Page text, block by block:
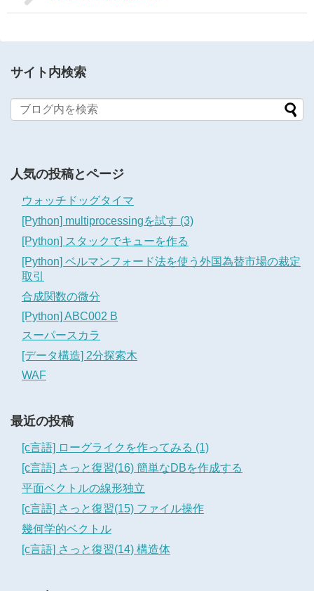
サイト内検索
人気の投稿とページ
ウォッチドッグタイマ
[Python] multiprocessingを試す (3)
[Python] スタックでキューを作る
[Python] ベルマンフォード法を使う外国為替市場の裁定
取引
合成関数の微分
[Python] ABC002 B
スーパースカラ
[データ構造] 2分探索木
WAF
最近の投稿
[c言語] ローグライクを作ってみる (1)
[c言語] さっと復習(16) 簡単なDBを作成する
平面ベクトルの線形独立
[c言語] さっと復習(15) ファイル操作
幾何学的ベクトル
[c言語] さっと復習(14) 構造体